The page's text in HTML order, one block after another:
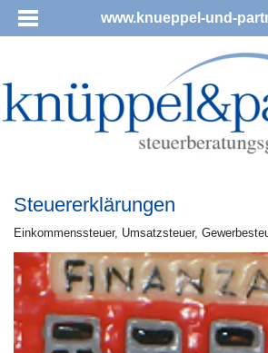
www.knueppel-und-
Steuererklärungen
Ein­kom­mens­steu­er, Um­satz­steu­er,